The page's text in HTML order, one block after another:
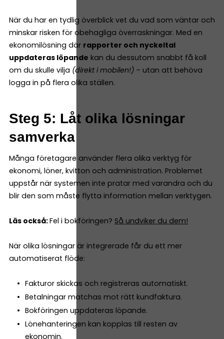
När du har en tydlig överblick vet du vad som väntar och
minskar risken för obehagliga överraskningar. Med en
ekonomilösning där rapporter och nyckeltal
uppdateras löpande kan du dessutom snabbt få koll
om du skulle vilja (direkt i mobilen!) – utan att behöva
logga in på flera olika ställen.
Steg 5: Låt olika lösningar
samverka
Många företagare använder flera olika verktyg för
ekonomi, löner, kvitton och administration. Problemet
uppstår när systemen inte pratar med varandra och du
blir den som måste flytta information mellan verktygen.
Läs också:Fel i bokföringen? Så undviker du dem!
När olika lösningar är integrerade får du ett mer
automatiserat flöde:
Fakturor skickas och registreras automatiskt.
Betalningar matchas mot rätt kundfaktura.
Bokföringen uppdateras löpande.
Lönehanteringen kan kopplas till resten av
ekonomin.